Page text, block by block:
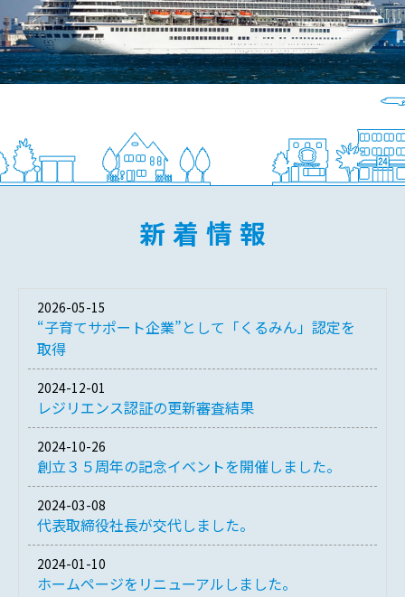
新着情報
2026-05-15
“子育てサポート企業”として「くるみん」認定を
取得
2024-12-01
レジリエンス認証の更新審査結果
2024-10-26
創立３５周年の記念イベントを開催しました。
2024-03-08
代表取締役社長が交代しました。
2024-01-10
ホームページをリニューアルしました。